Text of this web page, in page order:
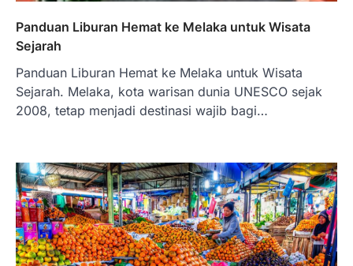
Panduan Liburan Hemat ke Melaka untuk Wisata
Sejarah
Panduan Liburan Hemat ke Melaka untuk Wisata
Sejarah. Melaka, kota warisan dunia UNESCO sejak
2008, tetap menjadi destinasi wajib bagi…